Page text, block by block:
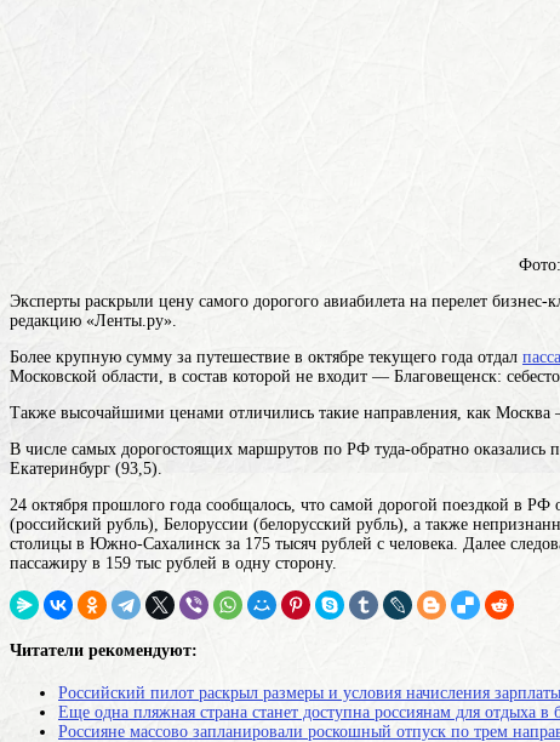
Эксперты раскрыли цену самого дорогого авиабилета на перелет
редакцию «Ленты.ру».
Более крупную сумму за путешествие в октябре текущего года отдал
Московской области, в состав которой не входит — Благовещенск:
Также высочайшими ценами отличились такие направления, как
В числе самых дорогостоящих маршрутов по РФ туда-обратно
Екатеринбург (93,5).
24 октября прошлого года сообщалось, что самой дорогой поездкой в
(российский рубль), Белоруссии (белорусский рубль), а также
столицы в Южно-Сахалинск за 175 тысяч рублей с человека. Далее
пассажиру в 159 тыс рублей в одну сторону.
Читатели рекомендуют:
Российский пилот раскрыл размеры и условия начисления зарплаты
Еще одна пляжная страна станет доступна россиянам для отдыха
Россияне массово запланировали роскошный отпуск по трем